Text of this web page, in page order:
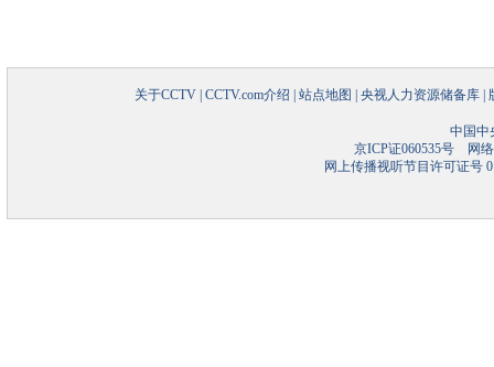
关于CCTV CCTV.com介绍 站点地图 央视人力资源储备库
中国中
京ICP证060535号网络
网上传播视听节目许可证号